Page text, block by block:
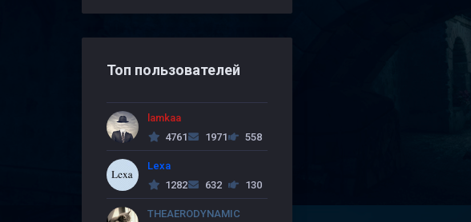
Топ пользователей
lamkaa
4761
1971 558
Lexa
1282
632 130
THEAERODYNAMIC